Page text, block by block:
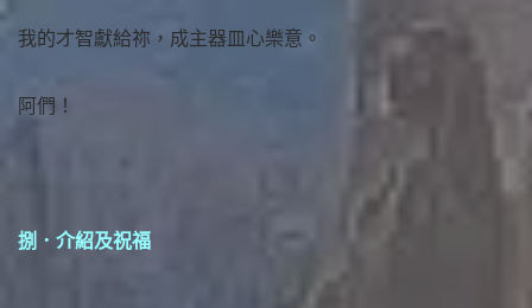
我的才智獻給祢，成主器皿心樂意。
阿們！
捌．介紹及祝福